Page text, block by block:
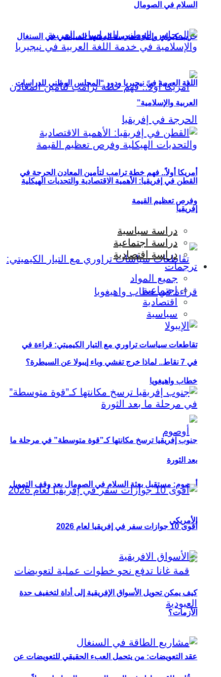
حزب كيراي وإعادة هندسة المشهد السياسي في السنغال
أمريكا أولاً.. فهم خطة ترامب لتأمين المعادن الحرجة في
إفريقيا
تقاطعات سياسات تراوري مع التيار الكيميتي: قراءة في
خطاب واهيغويا
أوصوم: مستقبل بعثة السلام في الصومال بعد وقف التمويل
الأمريكي
عقد التعويضات: من يتحمل العبء الحقيقي للتعويضات عن
السلام في الصومال
اللغة العربية في نيجيريا ودور “المجلس الوطني للدراسات
العربية والإسلامية”
القطن في إفريقيا: الأهمية الاقتصادية والتحديات الهيكلية
وفرص تعظيم القيمة
دراسة سياسية
دراسة اجتماعية
دراسة اقتصادية
ترجمات
جميع المواد
اجتماعية
اقتصادية
سياسية
في 7 نقاط.. لماذا خرج تفشي وباء إيبولا عن السيطرة؟
جنوب إفريقيا ترسخ مكانتها كـ”قوة متوسطة” في مرحلة ما
بعد الثورة
أقوى 10 جوازات سفر في إفريقيا لعام 2026
كيف يمكن تحويل الأسواق الإفريقية إلى أداة لتخفيف حدة
الأزمات؟